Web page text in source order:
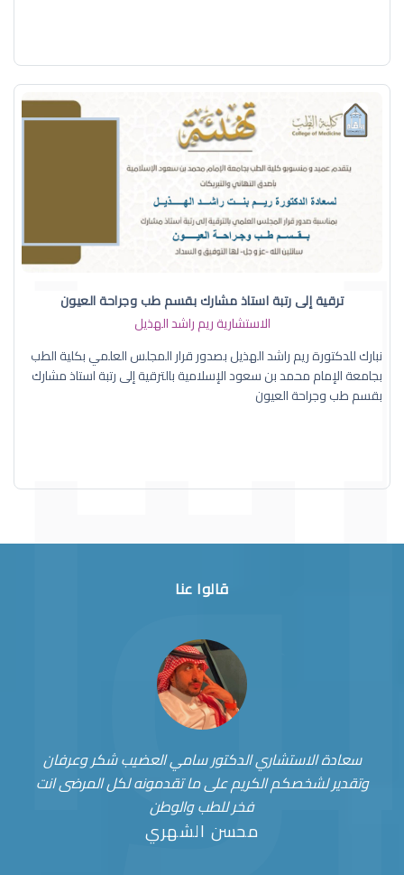
ترقية إلى رتبة استاذ مشارك بقسم طب وجراحة العيون
الاستشارية ريم راشد الهذيل
نبارك للدكتورة ريم راشد الهذيل بصدور قرار المجلس العلمي بكلية الطب
بجامعة الإمام محمد بن سعود الإسلامية بالترقية إلى رتبة استاذ مشارك
بقسم طب وجراحة العيون
قالوا عنا
سعادة الاستشاري الدكتور سامي العضيب شكر وعرفان
وتقدير لشخصكم الكريم على ما تقدمونه لكل المرضى انت
فخر للطب والوطن
محسن الشهري